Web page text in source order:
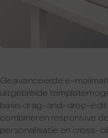
Geavanceerde e-
uitgebreide
basis drag-and-drop-
combineren responsive
personalisatie en cross-